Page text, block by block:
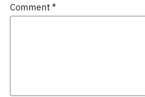
Comment *